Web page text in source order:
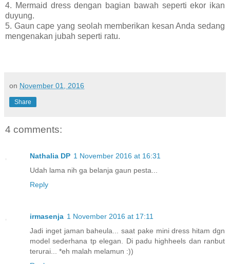
4. Mermaid dress dengan bagian bawah seperti ekor ikan
duyung.
5. Gaun cape yang seolah memberikan kesan Anda sedang
mengenakan jubah seperti ratu.
on November 01, 2016
Share
4 comments:
Nathalia DP 1 November 2016 at 16:31
Udah lama nih ga belanja gaun pesta...
Reply
irmasenja 1 November 2016 at 17:11
Jadi inget jaman baheula... saat pake mini dress hitam dgn
model sederhana tp elegan. Di padu highheels dan ranbut
terurai... *eh malah melamun :))